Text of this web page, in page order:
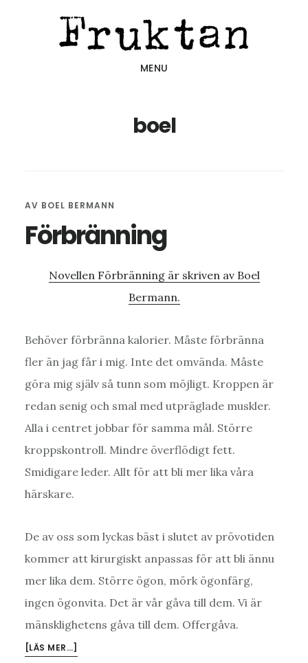
MENU
boel
AV BOEL BERMANN
Förbränning
Novellen Förbränning är skriven av Boel
Bermann.
Behöver förbränna kalorier. Måste förbränna
fler än jag får i mig. Inte det omvända. Måste
göra mig själv så tunn som möjligt. Kroppen är
redan senig och smal med utpräglade muskler.
Alla i centret jobbar för samma mål. Större
kroppskontroll. Mindre överflödigt fett.
Smidigare leder. Allt för att bli mer lika våra
härskare.
De av oss som lyckas bäst i slutet av prövotiden
kommer att kirurgiskt anpassas för att bli ännu
mer lika dem. Större ögon, mörk ögonfärg,
ingen ögonvita. Det är vår gåva till dem. Vi är
mänsklighetens gåva till dem. Offergåva.
[LÄS MER…]